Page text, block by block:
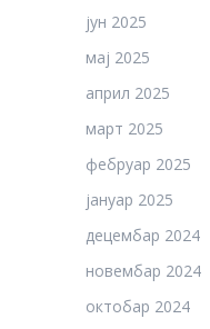
јун 2025
мај 2025
април 2025
март 2025
фебруар 2025
јануар 2025
децембар 2024
новембар 2024
октобар 2024